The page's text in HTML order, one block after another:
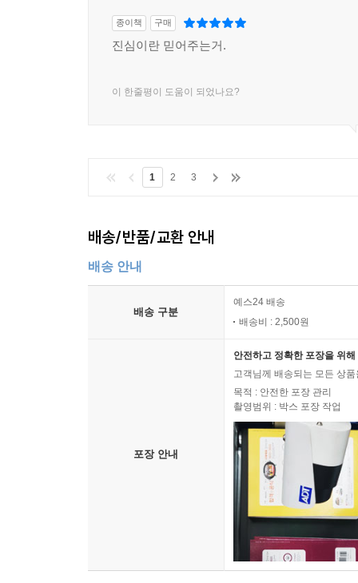
종이책 구매
진심이란 믿어주는거.
이 한줄평이 도움이 되었나요?
1 2 3
배송/반품/교환 안내
배송 안내
배송 구분
예스24 배송
배송비 : 2,500원
포장 안내
안전하고 정확한 포장을 위
고객님께 배송되는 모든 상
목적 : 안전한 포장 관리
촬영범위 : 박스 포장 작업